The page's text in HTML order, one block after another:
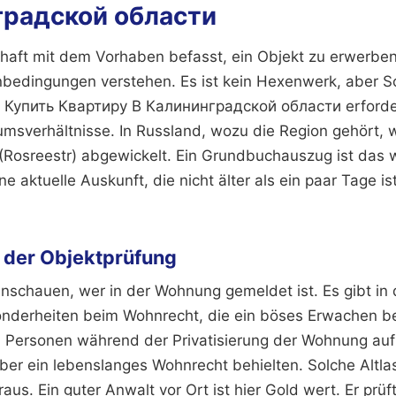
области
mit dem Vorhaben befasst, ein Objekt zu
verstehen. Es ist kein Hexenwerk, aber
Квартиру В Калининградской области
In Russland, wozu die Region gehört,
abgewickelt. Ein Grundbuchauszug ist das
aktuelle Auskunft, die nicht älter als ein paar Tage
Objektprüfung
wer in der Wohnung gemeldet ist. Es gibt in
beim Wohnrecht, die ein böses Erwachen
während der Privatisierung der Wohnung
ein lebenslanges Wohnrecht behielten. Solche
Ein guter Anwalt vor Ort ist hier Gold wert. Er